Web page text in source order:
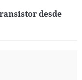
desde